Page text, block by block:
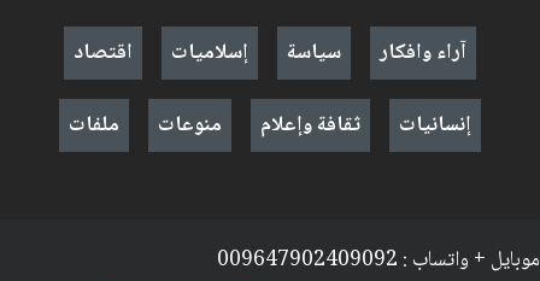
آراء وافكار
سياسة إسلاميات
اقتصاد
إنسانيات
ثقافة وإعلام منوعات ملفات
موبايل + واتساب : 009647902409092